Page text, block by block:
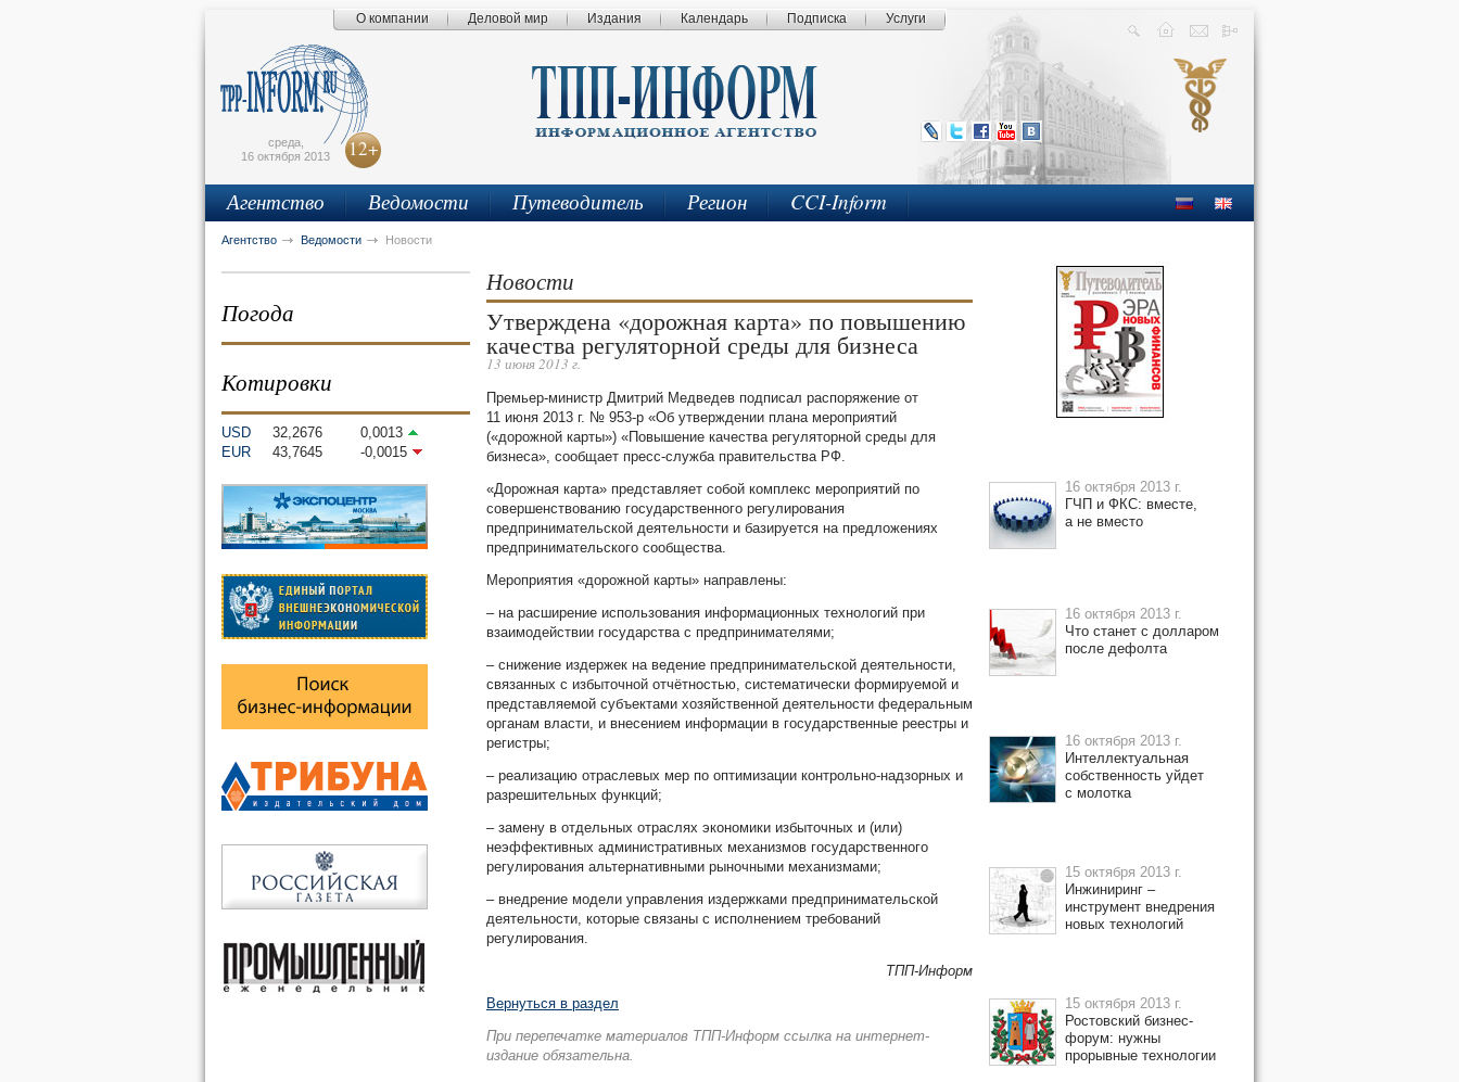
О компании Деловой мир Издания Календарь Подписка Услуги
среда,
16 октября 2013
12+
Агентство Ведомости Путеводитель Регион CCI-Inform
Агентство Ведомости Новости
Погода
Котировки
USD 32,2676
0,0013
EUR
43,7645 -0,0015
Новости
Утверждена «дорожная карта» по повышению
качества регуляторной среды для бизнеса
13 июня 2013 г.
Премьер-министр Дмитрий Медведев подписал распоряжение от
11 июня 2013 г. № 953-р «Об утверждении плана мероприятий
(«дорожной карты») «Повышение качества регуляторной среды для
бизнеса», сообщает пресс-служба правительства РФ.
«Дорожная карта» представляет собой комплекс мероприятий по
совершенствованию государственного регулирования
предпринимательской деятельности и базируется на предложениях
предпринимательского сообщества.
Мероприятия «дорожной карты» направлены:
– на расширение использования информационных технологий при
взаимодействии государства с предпринимателями;
– снижение издержек на ведение предпринимательской деятельности,
связанных с избыточной отчётностью, систематически формируемой и
представляемой субъектами хозяйственной деятельности федеральным
органам власти, и внесением информации в государственные реестры и
регистры;
– реализацию отраслевых мер по оптимизации контрольно-надзорных и
разрешительных функций;
– замену в отдельных отраслях экономики избыточных и (или)
неэффективных административных механизмов государственного
регулирования альтернативными рыночными механизмами;
– внедрение модели управления издержками предпринимательской
деятельности, которые связаны с исполнением требований
регулирования.
ТПП-Информ
Вернуться в раздел
При перепечатке материалов ТПП-Информ ссылка на интернет-
издание обязательна.
16 октября 2013 г.
ГЧП и ФКС: вместе,
а не вместо
16 октября 2013 г.
Что станет с долларом
после дефолта
16 октября 2013 г.
Интеллектуальная
собственность уйдет
с молотка
15 октября 2013 г.
Инжиниринг –
инструмент внедрения
новых технологий
15 октября 2013 г.
Ростовский бизнес-
форум: нужны
прорывные технологии